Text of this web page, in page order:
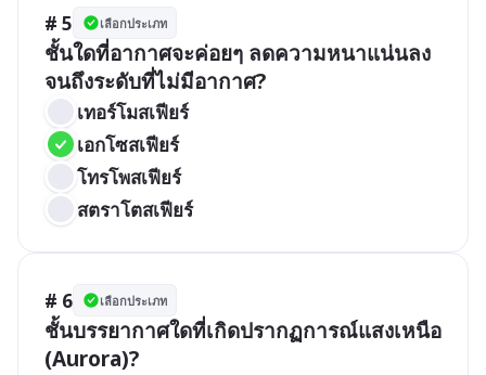
# 5 เลือกประเภท
ชั้นใดที่อากาศจะค่อยๆ ลดความหนาแน่นลง
จนถึงระดับที่ไม่มีอากาศ?
เทอร์โมสเฟียร์
เอกโซสเฟียร์
โทรโพสเฟียร์
สตราโตสเฟียร์
# 6 เลือกประเภท
ชั้นบรรยากาศใดที่เกิดปรากฏการณ์แสงเหนือ
(Aurora)?